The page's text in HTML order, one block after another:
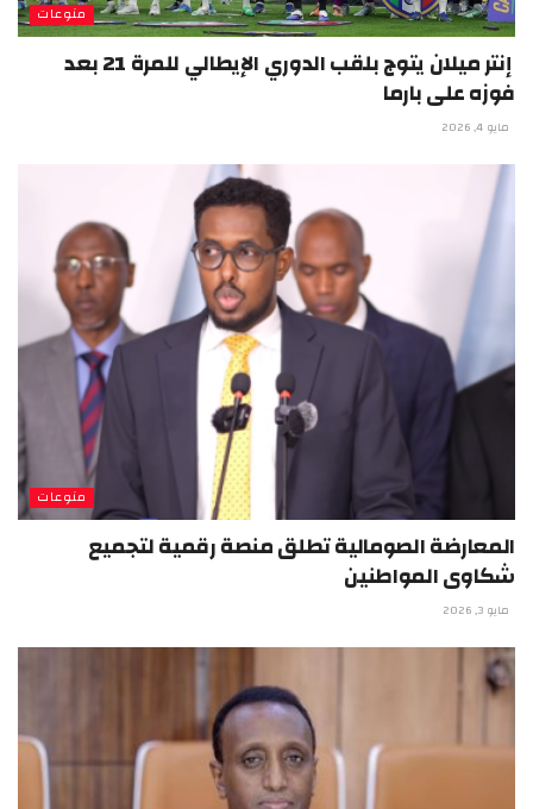
منوعات
إنتر ميلان يتوج بلقب الدوري الإيطالي للمرة 21 بعد
فوزه على بارما
مايو 4, 2026
منوعات
المعارضة الصومالية تطلق منصة رقمية لتجميع
شكاوى المواطنين
مايو 3, 2026